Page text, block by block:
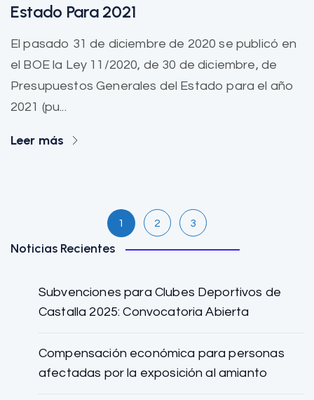
Estado Para 2021
El pasado 31 de diciembre de 2020 se publicó en
el BOE la Ley 11/2020, de 30 de diciembre, de
Presupuestos Generales del Estado para el año
2021 (pu...
Leer más
1 2 3
Noticias Recientes
Subvenciones para Clubes Deportivos de
Castalla 2025: Convocatoria Abierta
Compensación económica para personas
afectadas por la exposición al amianto